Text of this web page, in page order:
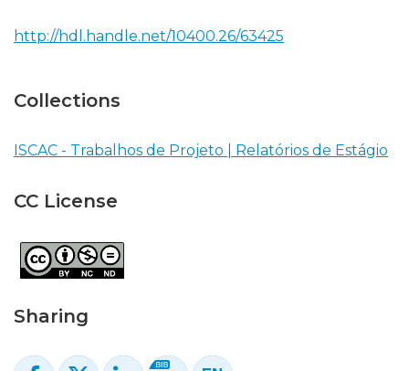
http://hdl.handle.net/10400.26/63425
Collections
ISCAC - Trabalhos de Projeto | Relatórios de Estágio
CC License
Sharing